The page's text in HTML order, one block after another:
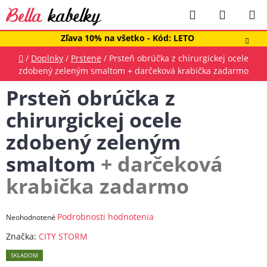
Prejsť
na
obsah
Zľava 10% na všetko - Kód: LETO
Hľadať
KOŠÍK
Domov
/ Doplnky / Prstene / Prsteň obrúčka z chirurgickej ocele
zdobený zeleným smaltom + darčeková krabička zadarmo
Prsteň obrúčka z
chirurgickej ocele
zdobený zeleným
smaltom + darčeková
krabička zadarmo
Priemerné
produktu
je
Neohodnotené Podrobnosti hodnotenia
Značka: CITY STORM
SKLADOM